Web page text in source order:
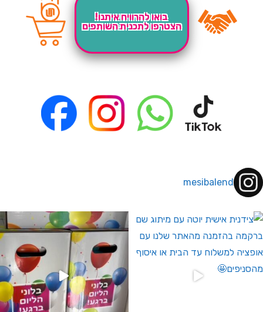
בואו להרוויח איתנו!
הצטרפו לתכנית השותפים
mesibalend
לחברי מועדון ומצטרפים חדשים🤍